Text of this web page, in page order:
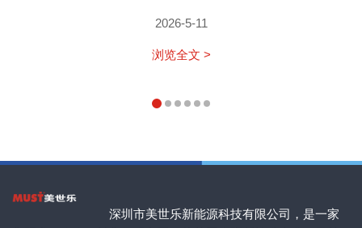
2026-5-11
浏览全文 >
深圳市美世乐新能源科技有限公司，是一家